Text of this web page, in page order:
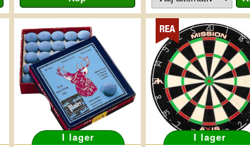
I lager I lager